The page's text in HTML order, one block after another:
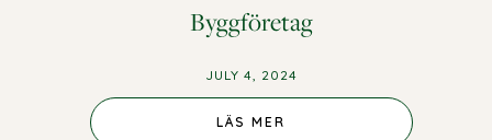
Byggföretag
JULY 4, 2024
LÄS MER